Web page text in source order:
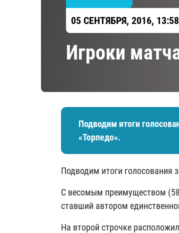
05 СЕНТЯБРЯ, 2016, 13:58
Игроки
Подводим итоги
«Торпедо».
Подводим итоги голосования
С весомым преимуществом
ставший автором
На второй строчке